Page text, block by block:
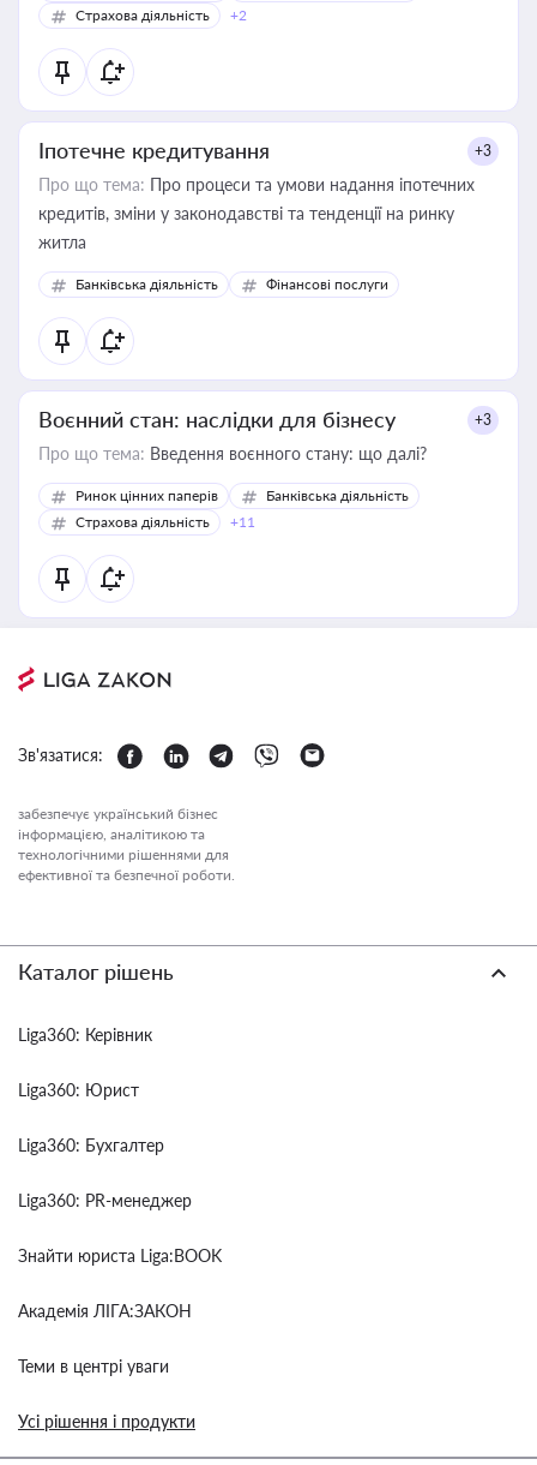
Страхова діяльність
+2
Іпотечне кредитування +3
Про що тема: Про процеси та умови надання іпотечних
кредитів, зміни у законодавстві та тенденції на ринку
житла
Банківська діяльність Фінансові послуги
Воєнний стан: наслідки для бізнесу +3
Про що тема: Введення воєнного стану: що далі?
Ринок цінних паперів
Банківська діяльність
Страхова діяльність
+11
Зв'язатися:
забезпечує український бізнес
інформацією, аналітикою та
технологічними рішеннями для
ефективної та безпечної роботи.
Каталог рішень
Liga360: Керівник
Liga360: Юрист
Liga360: Бухгалтер
Liga360: PR-менеджер
Знайти юриста Liga:BOOK
Академія ЛІГА:ЗАКОН
Теми в центрі уваги
Усі рішення і продукти